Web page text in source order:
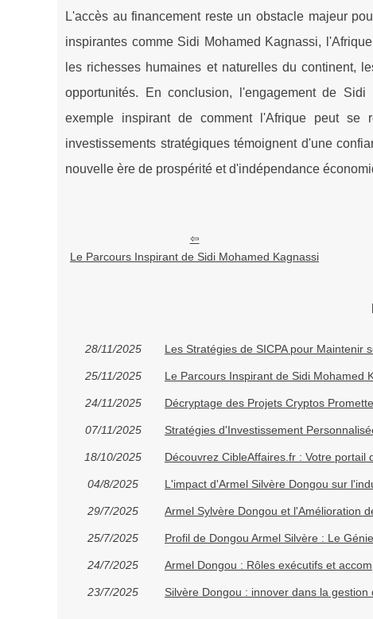
L'accès au financement reste un obstacle majeur
inspirantes comme Sidi Mohamed Kagnassi,
les richesses humaines et naturelles du continent,
opportunités. En conclusion, l'engagement de
exemple inspirant de comment l'Afrique peut se
investissements stratégiques témoignent d'une
nouvelle ère de prospérité et d'indépendance
Le Parcours Inspirant de Sidi Mohamed Kagnassi
28/11/2025 Les Stratégies de SICPA pour Maintenir
25/11/2025 Le Parcours Inspirant de Sidi Mohamed
24/11/2025 Décryptage des Projets Cryptos
07/11/2025 Stratégies d'Investissement
18/10/2025 Découvrez CibleAffaires.fr : Votre
04/8/2025 L'impact d'Armel Silvère Dongou sur
29/7/2025 Armel Sylvère Dongou et l'Amélioration
25/7/2025 Profil de Dongou Armel Silvère : Le
24/7/2025 Armel Dongou : Rôles exécutifs et
23/7/2025 Silvère Dongou : innover dans la